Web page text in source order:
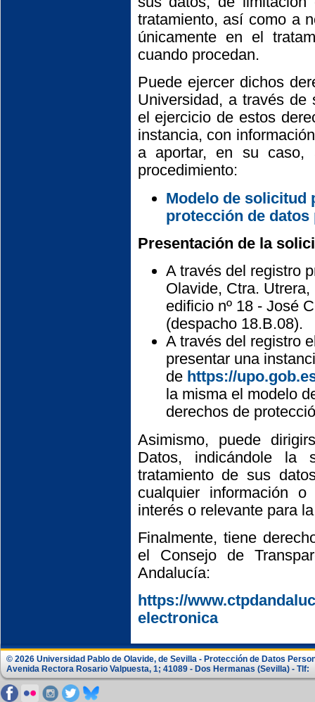
tratamiento, así como a
únicamente en el
cuando procedan.
Puede ejercer dichos
Universidad, a través de
el ejercicio de estos
instancia, con
a aportar, en su caso,
procedimiento:
Modelo de solicitud
protección de
Presentación de la
A través del registro
Olavide, Ctra.
edificio nº 18 - José
(despacho 18.B.08).
A través del registro
presentar una
de https://
la misma el modelo
derechos de
Asimismo, puede
Datos, indicándole la
tratamiento de sus
cualquier información
interés o relevante para
Finalmente, tiene
el Consejo de
Andalucía:
https://
electronica
© 2026 Universidad Pablo de Olavide, de Sevilla - Protección de Datos
Avenida Rectora Rosario Valpuesta, 1; 41089 - Dos Hermanas (Sevilla) - Tlf: